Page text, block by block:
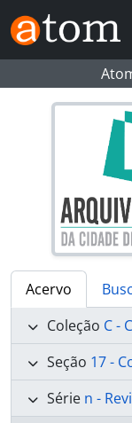
Skip to main content
Acervo
Coleção C -
Seção 17 -
Série n -